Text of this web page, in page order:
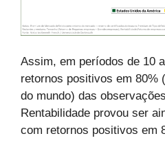
Assim, em períodos de 10
retornos positivos em 80%
do mundo) das
Rentabilidade provou ser
com retornos positivos em